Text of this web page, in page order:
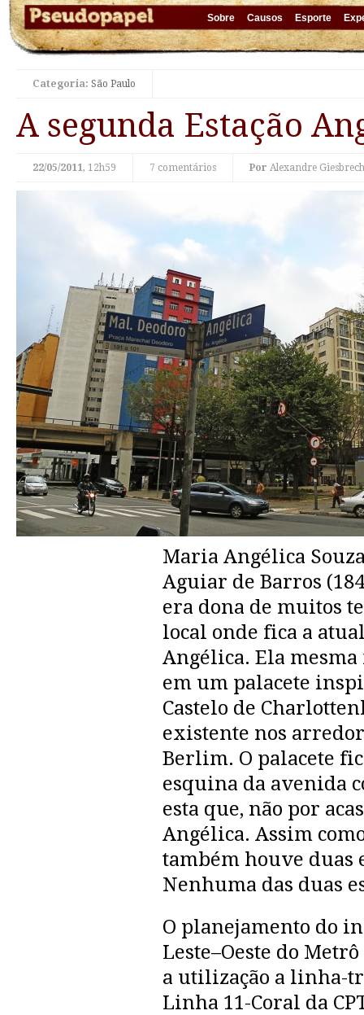
Sobre Causos Esporte
Categoria: São Paulo
A segunda Estação
22/05/2011, 12h59 7 comentários Por Alexandre
Maria Angélica
Aguiar de Barros
era dona de muitos
local onde fica a
Angélica. Ela
em um palacete
Castelo de
existente nos
Berlim. O palacete
esquina da avenida
esta que, não por
Angélica. Assim
também houve duas
Nenhuma das duas
O planejamento do
Leste–Oeste do
a utilização a linha-
Linha 11-Coral da